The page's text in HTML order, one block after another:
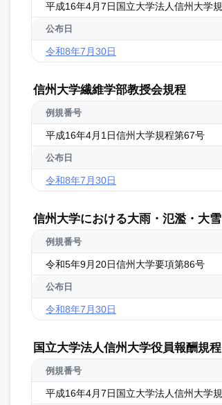
平成16年4月7日国立大学法人信州大学
公布日
令和8年7月30日
信州大学繊維学部教授会規程
例規番号
平成16年4月1日信州大学規程第67号
公布日
令和8年7月30日
信州大学における大雨・氾濫・大
例規番号
令和5年9月20日信州大学要項第86号
公布日
令和8年7月30日
国立大学法人信州大学役員報酬規程
例規番号
平成16年4月7日国立大学法人信州大学